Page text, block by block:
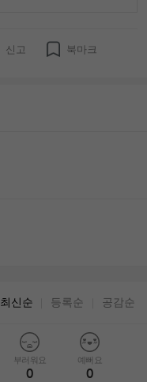
신고 북마크
최신순 등록순 공감순
부러워요
0
예뻐요
0